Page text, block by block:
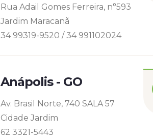
Rua Adail Gomes Ferreira, n°593
Jardim Maracanã
34 99319-9520 / 34 991102024
Anápolis - GO
Av. Brasil Norte, 740 SALA 57
Cidade Jardim
62 3321-5443